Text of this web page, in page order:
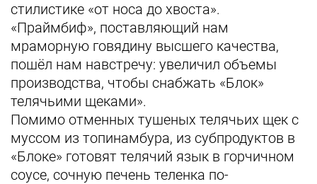
стилистике «от носа до хвоста».
«Праймбиф», поставляющий нам
мраморную говядину высшего качества,
пошёл нам навстречу: увеличил объемы
производства, чтобы снабжать «Блок»
телячьими щеками».
Помимо отменных тушеных телячьих щек с
муссом из топинамбура, из субпродуктов в
«Блоке» готовят телячий язык в горчичном
соусе, сочную печень теленка по-